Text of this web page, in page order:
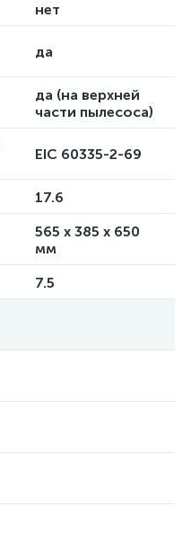
нет
да
да (на верхней
части пылесоса)
EIC 60335-2-69
17.6
565 x 385 x 650
мм
7.5